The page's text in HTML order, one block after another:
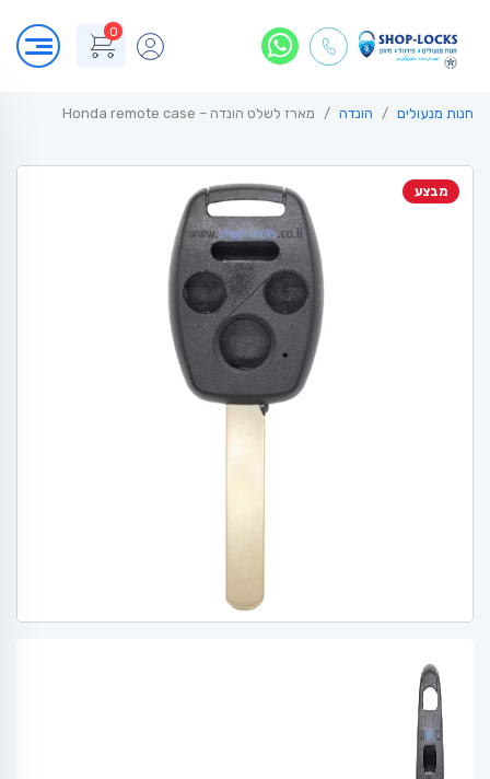
0
חנות מנעולים הונדה מארז לשלט הונדה – Honda remote case
מבצע